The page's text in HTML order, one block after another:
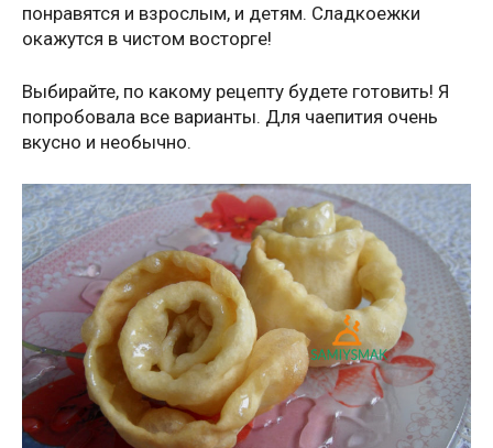
понравятся и взрослым, и детям. Сладкоежки
окажутся в чистом восторге!
Выбирайте, по какому рецепту будете готовить! Я
попробовала все варианты. Для чаепития очень
вкусно и необычно.